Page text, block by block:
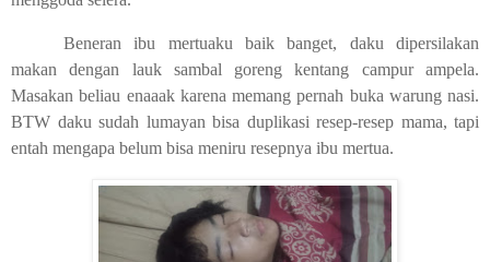
Beneran ibu mertuaku baik banget, daku dipersilakan
makan dengan lauk sambal goreng kentang campur ampela.
Masakan beliau enaaak karena memang pernah buka warung nasi.
BTW daku sudah lumayan bisa duplikasi resep-resep mama, tapi
entah mengapa belum bisa meniru resepnya ibu mertua.